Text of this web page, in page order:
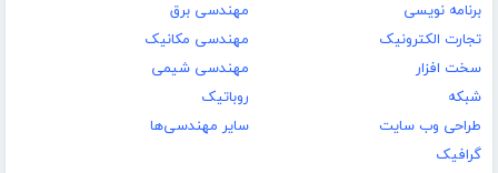
برنامه نویسی
تجارت الکترونیک
سخت افزار
شبکه
طراحی وب سایت
گرافیک
مهندسی برق
مهندسی مکانیک
مهندسی شیمی
روباتیک
سایر مهندسی‌ها